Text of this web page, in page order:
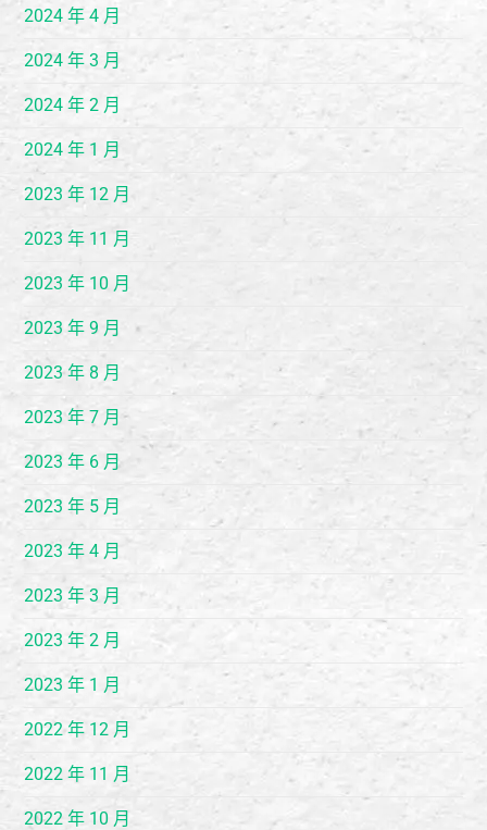
2024 年 4 月
2024 年 3 月
2024 年 2 月
2024 年 1 月
2023 年 12 月
2023 年 11 月
2023 年 10 月
2023 年 9 月
2023 年 8 月
2023 年 7 月
2023 年 6 月
2023 年 5 月
2023 年 4 月
2023 年 3 月
2023 年 2 月
2023 年 1 月
2022 年 12 月
2022 年 11 月
2022 年 10 月